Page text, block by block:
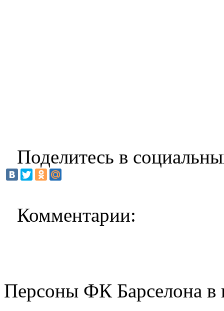
Поделитесь в
Комментарии:
Персоны ФК Барселона в